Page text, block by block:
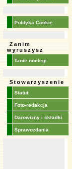
Polityka Cookie
Zanim
wyruszysz
Tanie noclegi
Stowarzyszenie
Statut
Foto-redakcja
Darowizny i składki
Sprawozdania